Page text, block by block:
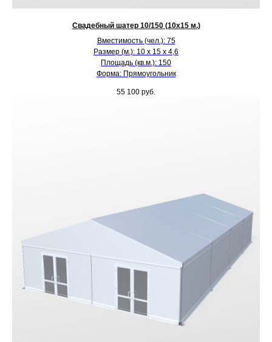
Свадебный шатер 10/150 (10х15 м.)
Вместимость (чел.): 75
Размер (м.): 10 х 15 х 4,6
Площадь (кв.м.): 150
Форма: Прямоугольник
55 100 руб.